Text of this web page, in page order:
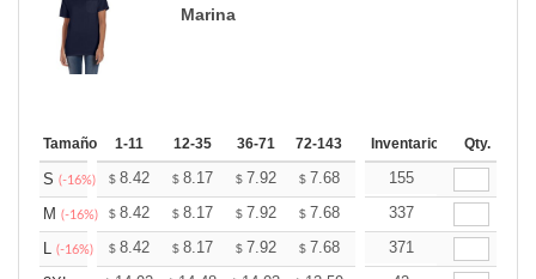
Marina
Tamaño 1-11 12-35 36-71 72-143 144-287 288 +
Inventario Qty.
S (-16%) $ 8.42 $ 8.17 $ 7.92 $ 7.68 7.43
155
M (-16%) $ 8.42 $ 8.17 $ 7.92 $ 7.68 7.43
337
L (-16%) $ 8.42 $ 8.17 $ 7.92 $ 7.68 7.43
371